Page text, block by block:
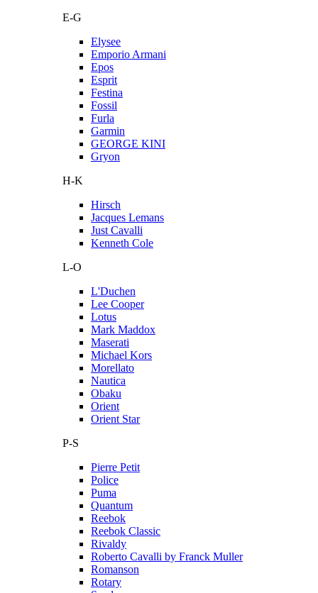
E-G
Elysee
Emporio Armani
Epos
Esprit
Festina
Fossil
Furla
Garmin
GEORGE KINI
Gryon
H-K
Hirsch
Jacques Lemans
Just Cavalli
Kenneth Cole
L-O
L'Duchen
Lee Cooper
Lotus
Mark Maddox
Maserati
Michael Kors
Morellato
Nautica
Obaku
Orient
Orient Star
P-S
Pierre Petit
Police
Puma
Quantum
Reebok
Reebok Classic
Rivaldy
Roberto Cavalli by Franck Muller
Romanson
Rotary